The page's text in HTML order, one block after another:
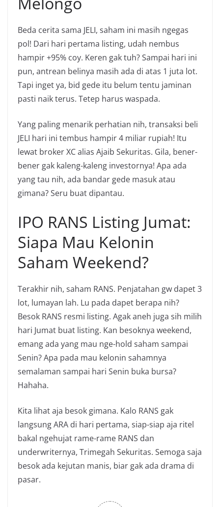
Beda cerita sama JELI, saham ini masih ngegas
pol! Dari hari pertama listing, udah nembus
hampir +95% coy. Keren gak tuh? Sampai hari ini
pun, antrean belinya masih ada di atas 1 juta lot.
Tapi inget ya, bid gede itu belum tentu jaminan
pasti naik terus. Tetep harus waspada.
Yang paling menarik perhatian nih, transaksi beli
JELI hari ini tembus hampir 4 miliar rupiah! Itu
lewat broker XC alias Ajaib Sekuritas. Gila, bener-
bener gak kaleng-kaleng investornya! Apa ada
yang tau nih, ada bandar gede masuk atau
gimana? Seru buat dipantau.
IPO RANS Listing Jumat:
Siapa Mau Kelonin
Saham Weekend?
Terakhir nih, saham RANS. Penjatahan gw dapet 3
lot, lumayan lah. Lu pada dapet berapa nih?
Besok RANS resmi listing. Agak aneh juga sih milih
hari Jumat buat listing. Kan besoknya weekend,
emang ada yang mau nge-hold saham sampai
Senin? Apa pada mau kelonin sahamnya
semalaman sampai hari Senin buka bursa?
Hahaha.
Kita lihat aja besok gimana. Kalo RANS gak
langsung ARA di hari pertama, siap-siap aja ritel
bakal ngehujat rame-rame RANS dan
underwriternya, Trimegah Sekuritas. Semoga saja
besok ada kejutan manis, biar gak ada drama di
pasar.